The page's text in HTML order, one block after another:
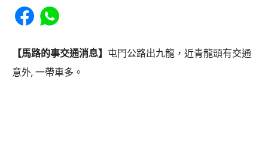
Share to Facebook
Share to WhatsApp
【馬路的事交通消息】 屯門公路出九龍，近青龍頭有交通
意外, 一帶車多。